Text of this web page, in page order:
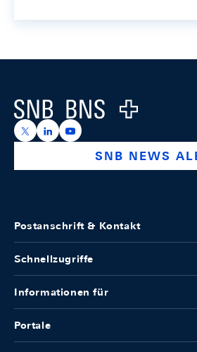
Logo
https://x.com/snb_bns
https://ch.linkedin.com/
https://
SNB NEWS
Postanschrift & Kontakt
Schnellzugriffe
Informationen für
Portale